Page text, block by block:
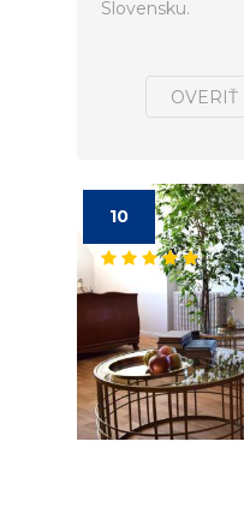
Slovensku.
OVERIŤ
10